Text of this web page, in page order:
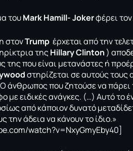
τουMark Hamill- Jokerφέρει
στονTrump έρχεται από την
τηςHillary Clinton)
της που είναι μετανάστες ή
στηρίζεται σε αυτούς
άνθρωπος που ζητούσε να
ειδικές ανάγκες. (…) Αυτό το
από κάποιον δυνατό
την άδεια να κάνουν το ίδιο.»
watch?v=NxyGmyEby40]